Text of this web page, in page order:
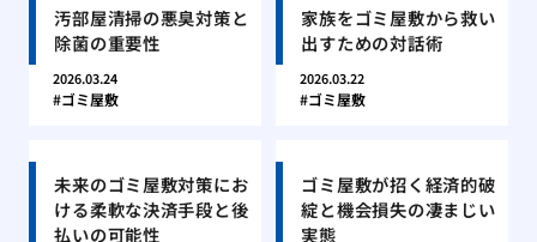
汚部屋清掃の悪臭対策と
除菌の重要性
2026.03.24
ゴミ屋敷
家族をゴミ屋敷から救い
出すための対話術
2026.03.22
ゴミ屋敷
未来のゴミ屋敷対策にお
ける柔軟な決済手段と後
払いの可能性
ゴミ屋敷が招く経済的破
綻と機会損失の凄まじい
実態